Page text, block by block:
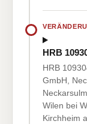
HRB
HRB
GmbH,
Wilen bei
Kirchheim